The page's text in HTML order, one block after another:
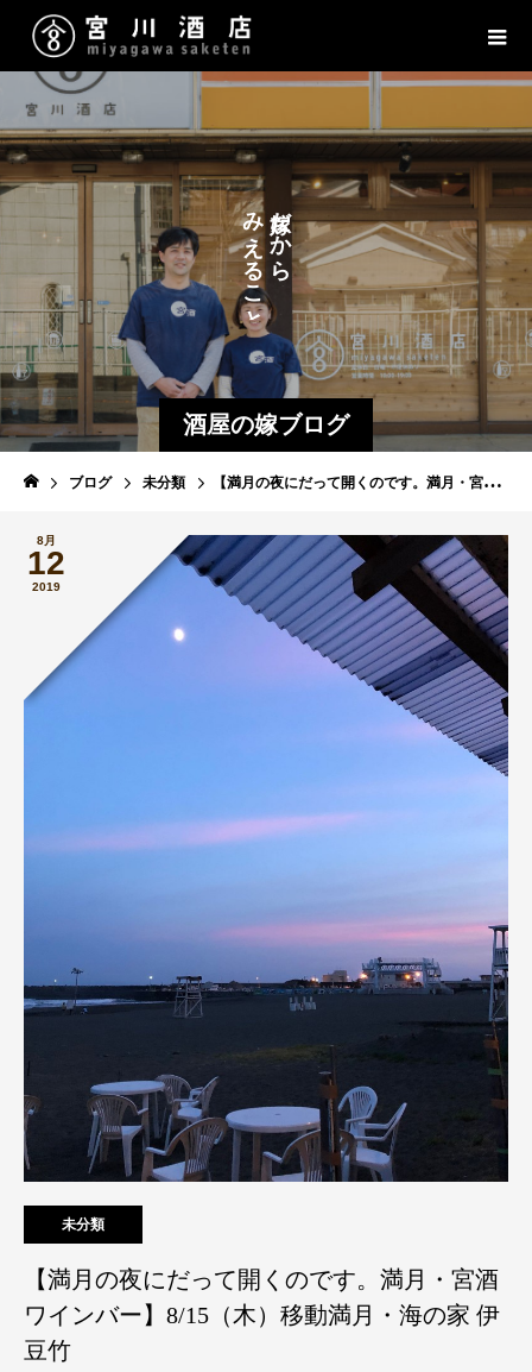
酒屋の嫁ブログ
だ
か
ら
み
え
る
こ
と
だ
か
ら
ブログ 未分類 【満月の夜にだって開くのです。満月・宮酒ワインバー】8/15（木）移動満月・海の家 伊豆竹
8月
12
2019
未分類
【満月の夜にだって開くのです。満月・宮酒
ワインバー】8/15（木）移動満月・海の家 伊
豆竹